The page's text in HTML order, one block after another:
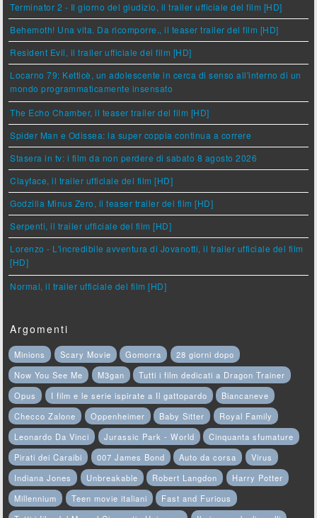
Terminator 2 - Il giorno del giudizio, il trailer ufficiale del film [HD]
Behemoth! Una vita. Da ricomporre., il teaser trailer del film [HD]
Resident Evil, il trailer ufficiale del film [HD]
Locarno 79: Ketticè, un adolescente in cerca di senso all'interno di un
mondo programmaticamente insensato
The Echo Chamber, il teaser trailer del film [HD]
Spider Man e Odissea: la super coppia continua a correre
Stasera in tv: i film da non perdere di sabato 8 agosto 2026
Clayface, il trailer ufficiale del film [HD]
Godzilla Minus Zero, il teaser trailer del film [HD]
Serpenti, il trailer ufficiale del film [HD]
Lorenzo - L'incredibile avventura di Jovanotti, il trailer ufficiale del film
[HD]
Normal, il trailer ufficiale del film [HD]
Argomenti
Minions Scary Movie Gomorra
28 giorni dopo
Now You See Me
M3gan
Tutti i film dedicati a Dragon Trainer
Opus
I film e le serie ispirate a Il gattopardo
Biancaneve
Checco Zalone
Oppenheimer Baby Sitter
Royal Family
Leonardo Da Vinci
Jurassic Park - World
Cinquanta sfumature
Pirati dei Caraibi
007 James Bond Auto da corsa
Virus
Indiana Jones
Unbreakable Robert Langdon
Harry Potter
Millennium
Teen movie italiani
Fast and Furious